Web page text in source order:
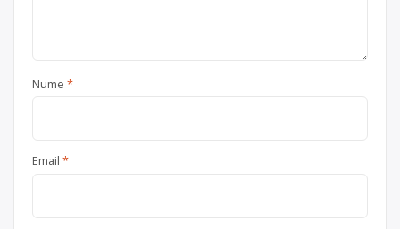
Nume *
Email *